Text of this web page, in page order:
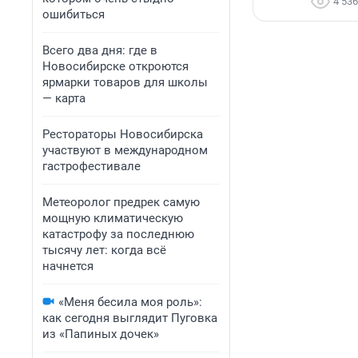
ошибиться
Всего два дня: где в
Новосибирске откроются
ярмарки товаров для школы
— карта
Рестораторы Новосибирска
участвуют в международном
гастрофестивале
Метеоролог предрек самую
мощную климатическую
катастрофу за последнюю
тысячу лет: когда всё
начнется
«Меня бесила моя роль»:
как сегодня выглядит Пуговка
из «Папиных дочек»